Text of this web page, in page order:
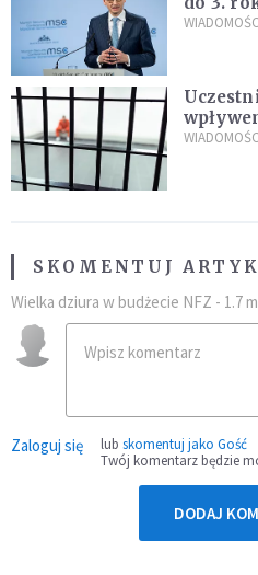
zdanie
SKOMENTUJ
Wielka dziura w budżecie NFZ - 1.7
Zaloguj się lub skomentuj jako Gość
Twój komentarz będzie
DODAJ